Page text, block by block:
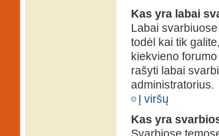
Kas yra labai
Labai
todėl kai tik
kiekvieno
rašyti labai
administratorius.
Į viršų
Kas yra